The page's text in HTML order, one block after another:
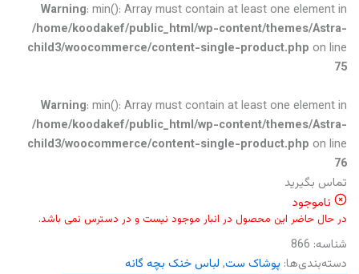
Warning: min(): Array must contain at least one element in
/home/koodakef/public_html/wp-content/themes/Astra-
child3/woocommerce/content-single-product.php on line
75
Warning: min(): Array must contain at least one element in
/home/koodakef/public_html/wp-content/themes/Astra-
child3/woocommerce/content-single-product.php on line
76
تماس بگیرید
ناموجود
در حال حاضر این محصول در انبار موجود نیست و در دسترس نمی باشد.
شناسه: 866
دسته‌بندی‌ها: پوشاک ست, لباس خنک بچه گانه